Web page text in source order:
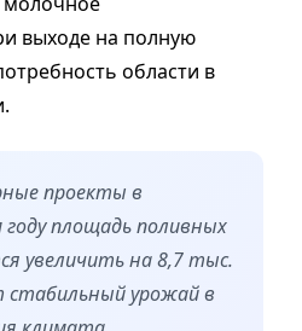
выходе на полную
области в
проекты в
площадь поливных
увеличить на 8,7 тыс.
стабильный урожай в